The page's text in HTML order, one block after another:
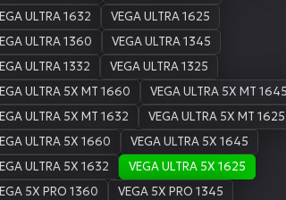
ULTRA 1632
VEGA ULTRA 1625
ULTRA 1360
VEGA ULTRA 1345
ULTRA 1332
VEGA ULTRA 1325
ULTRA 5X MT 1660
VEGA ULTRA 5X MT 1645
ULTRA 5X MT 1632
VEGA ULTRA 5X MT 1625
ULTRA 5X 1660
VEGA ULTRA 5X 1645
ULTRA 5X 1632
VEGA ULTRA 5X 1625
5X PRO 1360
VEGA 5X PRO 1345